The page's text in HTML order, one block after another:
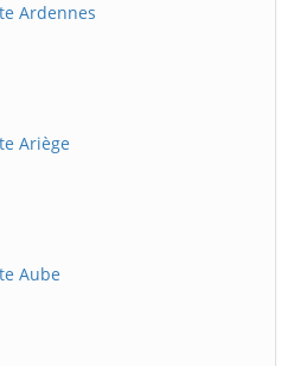
Ardennes
Ariège
Aube